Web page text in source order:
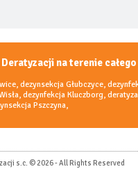
na terenie
, dezynsekcja Głubczyce,
, dezynfekcja Kluczborg,
Pszczyna,
s.c. © 2026 - All Rights Reserved